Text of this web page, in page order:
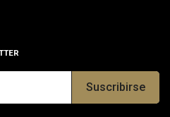
Suscribirse